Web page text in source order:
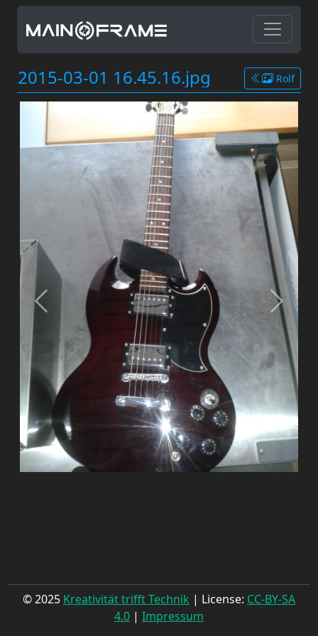
2015-03-01 16.45.16.jpg Rolf
© 2025 Kreativität trifft Technik | License: CC-BY-SA
4.0 | Impressum